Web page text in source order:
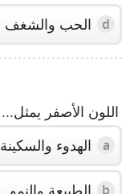
d الحب والشغف
اللون الأصفر يمثل...
a الهدوء والسكينة
b الطبيعة والنمو